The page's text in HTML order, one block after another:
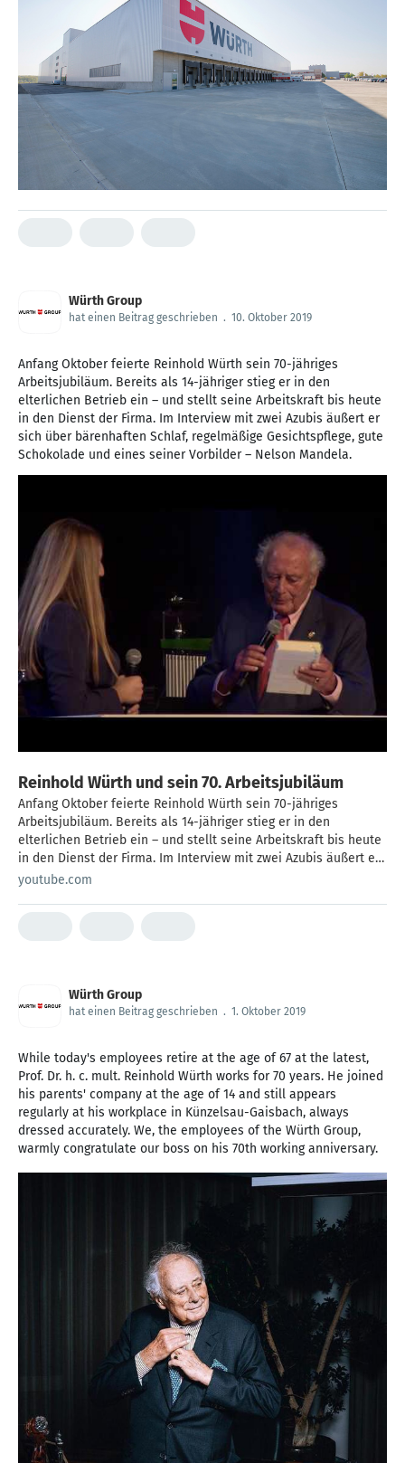
Würth Group
hat einen Beitrag geschrieben . 10. Oktober 2019
Anfang Oktober feierte Reinhold Würth sein 70-jähriges
Arbeitsjubiläum. Bereits als 14-jähriger stieg er in den
elterlichen Betrieb ein – und stellt seine Arbeitskraft bis heute
in den Dienst der Firma. Im Interview mit zwei Azubis äußert er
sich über bärenhaften Schlaf, regelmäßige Gesichtspflege, gute
Schokolade und eines seiner Vorbilder – Nelson Mandela.
Reinhold Würth und sein 70. Arbeitsjubiläum
Anfang Oktober feierte Reinhold Würth sein 70-jähriges
Arbeitsjubiläum. Bereits als 14-jähriger stieg er in den
elterlichen Betrieb ein – und stellt seine Arbeitskraft bis heute
in den Dienst der Firma. Im Interview mit zwei Azubis äußert er
sich über bärenhaften Schlaf, regelmäßige Gesichtspflege, gute
youtube.com
Würth Group
hat einen Beitrag geschrieben . 1. Oktober 2019
While today's employees retire at the age of 67 at the latest,
Prof. Dr. h. c. mult. Reinhold Würth works for 70 years. He joined
his parents' company at the age of 14 and still appears
regularly at his workplace in Künzelsau-Gaisbach, always
dressed accurately. We, the employees of the Würth Group,
warmly congratulate our boss on his 70th working anniversary.